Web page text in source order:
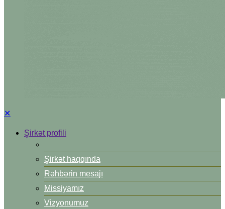
✕
Şirkət profili
Şirkət haqqında
Rəhbərin mesajı
Missiyamız
Vizyonumuz